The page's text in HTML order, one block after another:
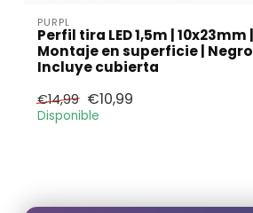
PURPL
Perfil tira LED 1,5m | 10x23mm |
Montaje en superficie | Negro |
Incluye cubierta
€14,99 €10,99
Disponible